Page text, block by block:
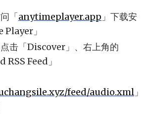
「anytimeplayer.app 」下载安
」
击「Discover」、右上角的
RSS Feed」
feed/audio.xml 」